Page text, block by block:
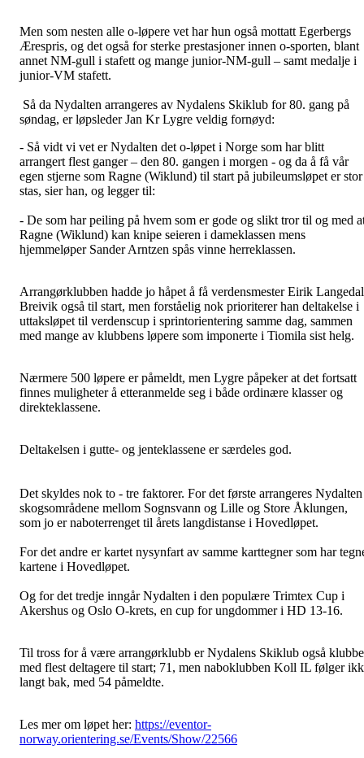
Men som nesten alle o-løpere vet har hun også mottatt Egerbergs
Ærespris, og det også for sterke prestasjoner innen o-sporten, blant
annet NM-gull i stafett og mange junior-NM-gull – samt medalje i
junior-VM stafett.
Så da Nydalten arrangeres av Nydalens Skiklub for 80. gang på
søndag, er løpsleder Jan Kr Lygre veldig fornøyd:
- Så vidt vi vet er Nydalten det o-løpet i Norge som har blitt
arrangert flest ganger – den 80. gangen i morgen - og da å få vår
egen stjerne som Ragne (Wiklund) til start på jubileumsløpet er stor
stas, sier han, og legger til:
- De som har peiling på hvem som er gode og slikt tror til og med
Ragne (Wiklund) kan knipe seieren i dameklassen mens
hjemmeløper Sander Arntzen spås vinne herreklassen.
Arrangørklubben hadde jo håpet å få verdensmester Eirik Langedal
Breivik også til start, men forståelig nok prioriterer han deltakelse i
uttaksløpet til verdenscup i sprintorientering samme dag, sammen
med mange av klubbens løpere som imponerte i Tiomila sist helg.
Nærmere 500 løpere er påmeldt, men Lygre påpeker at det fortsatt
finnes muligheter å etteranmelde seg i både ordinære klasser og
direkteklassene.
Deltakelsen i gutte- og jenteklassene er særdeles god.
Det skyldes nok to - tre faktorer. For det første arrangeres
skogsområdene mellom Sognsvann og Lille og Store Åklungen,
som jo er naboterrenget til årets langdistanse i Hovedløpet.
For det andre er kartet nysynfart av samme karttegner som har
kartene i Hovedløpet.
Og for det tredje inngår Nydalten i den populære Trimtex Cup i
Akershus og Oslo O-krets, en cup for ungdommer i HD 13-16.
Til tross for å være arrangørklubb er Nydalens Skiklub også
med flest deltagere til start; 71, men naboklubben Koll IL følger
langt bak, med 54 påmeldte.
Les mer om løpet her: https://eventor-
norway.orientering.se/Events/Show/22566